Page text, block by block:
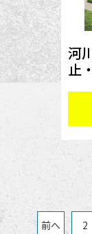
河
止
前へ 2